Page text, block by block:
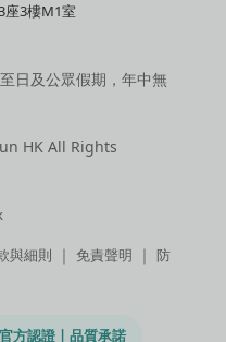
座3樓M1室
日及公眾假期，年中無
HK All Rights
與細則 ｜ 免責聲明 ｜ 防
方認證 | 品質承諾